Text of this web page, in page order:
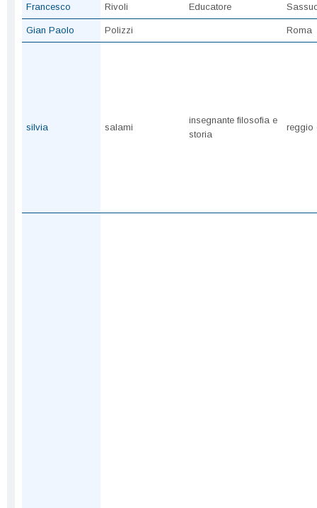
Francesco Rivoli Educatore
Gian Paolo Polizzi Roma
silvia salami
insegnante filosofia e
storia
reggio